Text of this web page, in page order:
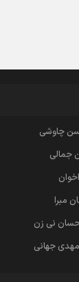
چاوشی
جمالی
مبرا
نی زن
مهدی جهانی